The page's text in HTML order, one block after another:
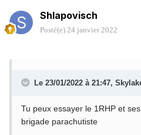
Shlapovisch
Posté(e) 24 janvier 2022
Le 23/01/2022 à 21:47,
Tu peux essayer le 1RHP et
brigade parachutiste